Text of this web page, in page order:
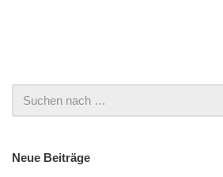
Neue Beiträge